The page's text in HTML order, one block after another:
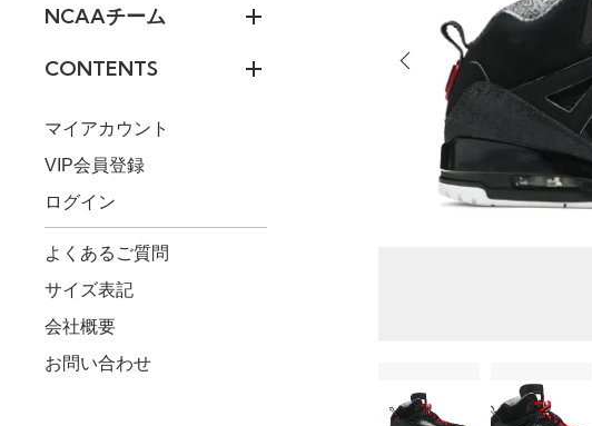
NCAAチーム
CONTENTS
マイアカウント
VIP会員登録
ログイン
よくあるご質問
サイズ表記
会社概要
お問い合わせ